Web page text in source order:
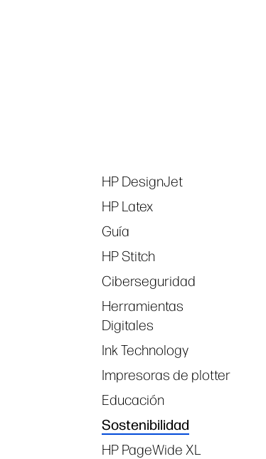
HP DesignJet
HP Latex
Guía
HP Stitch
Ciberseguridad
Herramientas
Digitales
Ink Technology
Impresoras de plotter
Educación
Sostenibilidad
HP PageWide XL